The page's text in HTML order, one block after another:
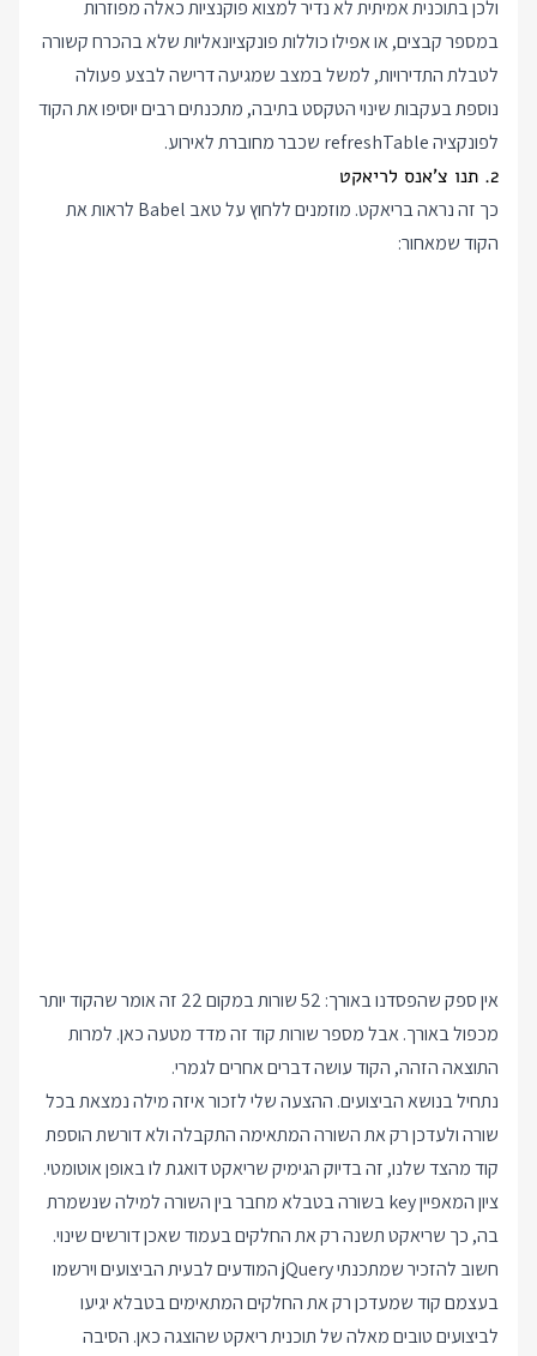
ולכן בתוכנית אמיתית לא נדיר למצוא פוקנציות כאלה מפוזרות
במספר קבצים, או אפילו כוללות פונקציונאליות שלא בהכרח קשורה
לטבלת התדירויות, למשל במצב שמגיעה דרישה לבצע פעולה
נוספת בעקבות שינוי הטקסט בתיבה, מתכנתים רבים יוסיפו את הקוד
לפונקציה refreshTable שכבר מחוברת לאירוע.
2. תנו צ'אנס לריאקט
כך זה נראה בריאקט. מוזמנים ללחוץ על טאב Babel לראות את
הקוד שמאחור:
אין ספק שהפסדנו באורך: 52 שורות במקום 22 זה אומר שהקוד יותר
מכפול באורך. אבל מספר שורות קוד זה מדד מטעה כאן. למרות
התוצאה הזהה, הקוד עושה דברים אחרים לגמרי.
נתחיל בנושא הביצועים. ההצעה שלי לזכור איזה מילה נמצאת בכל
שורה ולעדכן רק את השורה המתאימה התקבלה ולא דורשת הוספת
קוד מהצד שלנו, זה בדיוק הגימיק שריאקט דואגת לו באופן אוטומטי.
ציון המאפיין key בשורה בטבלא מחבר בין השורה למילה שנשמרת
בה, כך שריאקט תשנה רק את החלקים בעמוד שאכן דורשים שינוי.
חשוב להזכיר שמתכנתי jQuery המודעים לבעית הביצועים וירשמו
בעצמם קוד שמעדכן רק את החלקים המתאימים בטבלא יגיעו
לביצועים טובים מאלה של תוכנית ריאקט שהוצגה כאן. הסיבה